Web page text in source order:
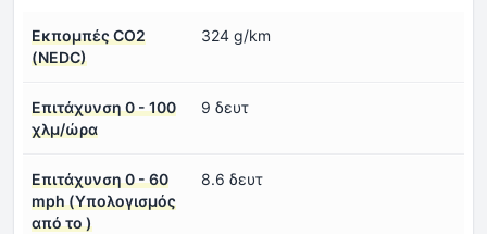
Εκπομπές CO2
(NEDC)
324 g/km
Επιτάχυνση 0 - 100
χλμ/ώρα
9 δευτ
Επιτάχυνση 0 - 60
mph (Υπολογισμός
από το )
8.6 δευτ